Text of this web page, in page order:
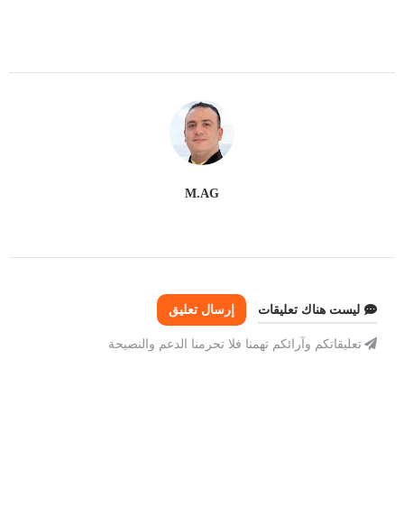
M.AG
ليست هناك تعليقات إرسال تعليق
تعليقاتكم وآرائكم تهمنا فلا تحرمنا الدعم والنصيحة